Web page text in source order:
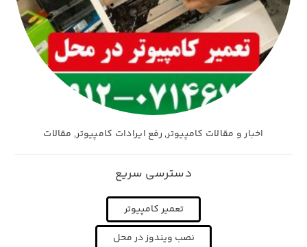
اخبار و مقالات کامپیوتر,رفع ایرادات کامپیوتر, مقالات
دسترسی سریع
تعمیر کامپیوتر
نصب ویندوز در محل